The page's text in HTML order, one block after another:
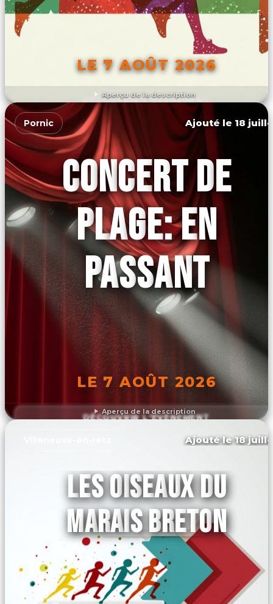
Aperçu de la description
LE 7 AOÛT 2026
DÉCOUVRIR L'ÉVÉNEMENT
Aperçu de la description
Pornic Ajouté le 18
CONCERT DE
PLAGE: EN
PASSANT
LE 7 AOÛT 2026
DÉCOUVRIR L'ÉVÉNEMENT
Ajouté le 18
LES OISEAUX DU
MARAIS BRETON